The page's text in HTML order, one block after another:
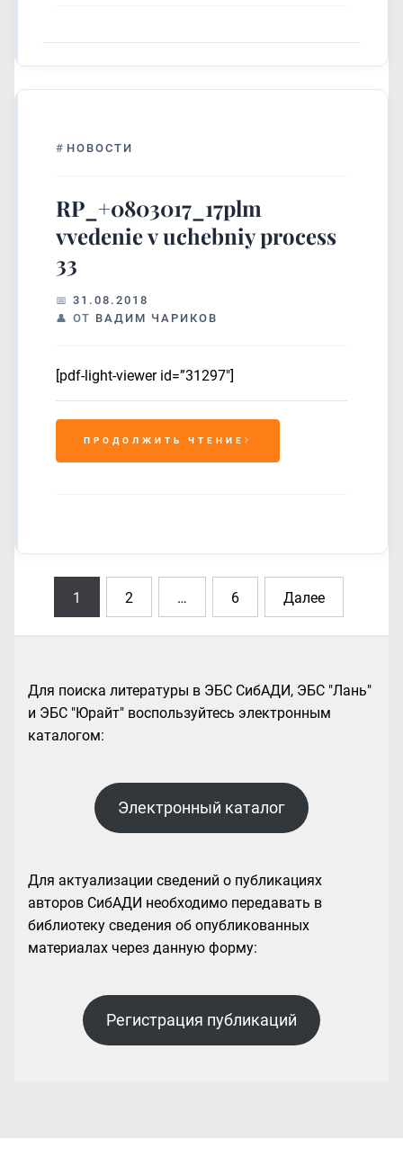
# НОВОСТИ
RP_+0803017_17plm
vvedenie v uchebniy process
33
31.08.2018
ОТ ВАДИМ ЧАРИКОВ
[pdf-light-viewer id=”31297″]
ПРОДОЛЖИТЬ ЧТЕНИЕ
Навигация
1 2 … 6 Далее
Для поиска литературы в ЭБС СибАДИ, ЭБС "Лань"
и ЭБС "Юрайт" воспользуйтесь электронным
каталогом:
Электронный каталог
Для актуализации сведений о публикациях
авторов СибАДИ необходимо передавать в
библиотеку сведения об опубликованных
материалах через данную форму:
Регистрация публикаций